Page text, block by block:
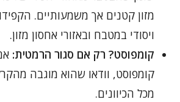
מזון קטנים אך משמעותיים.
ויסודי במטבח ובאזורי אחסון מזון.
קומפוסט? רק אם סגור הרמטית:
קומפוסט, וודאו שהוא מוגבה
מכל הכיוונים.